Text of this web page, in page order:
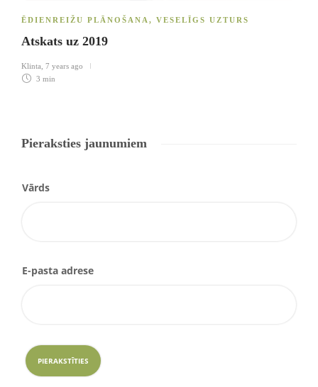
ĒDIENREIŽU PLĀNOŠANA , VESELĪGS UZTURS
Atskats uz 2019
Klinta 7 years ago
3 min
Pieraksties jaunumiem
Vārds
E-pasta adrese